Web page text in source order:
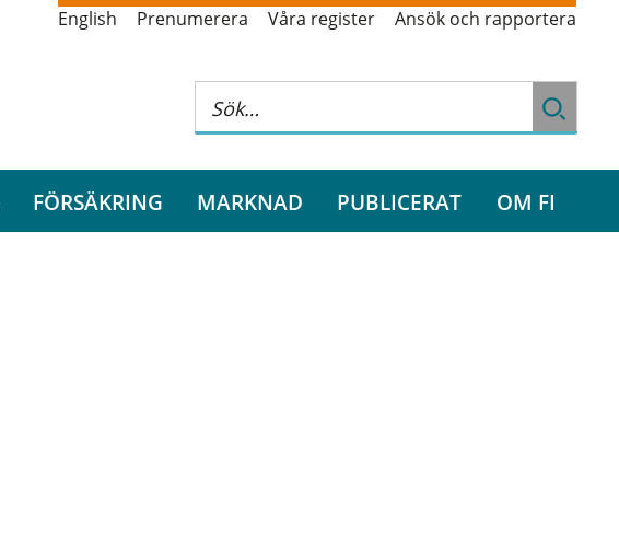
English Prenumerera Våra register Ansök och rapportera
FÖRSÄKRING MARKNAD PUBLICERAT OM FI